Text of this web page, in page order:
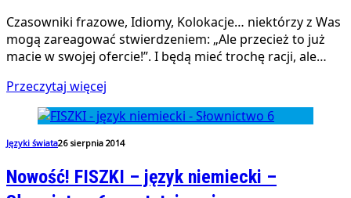
Czasowniki frazowe, Idiomy, Kolokacje… niektórzy z Was
mogą zareagować stwierdzeniem: „Ale przecież to już
macie w swojej ofercie!”. I będą mieć trochę racji, ale…
Przeczytaj więcej
Języki świata26 sierpnia 2014
Nowość! FISZKI – język niemiecki –